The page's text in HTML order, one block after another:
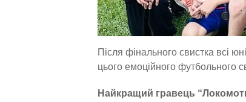
Після фінального свистка всі
цього емоційного футбольного
Найкращий гравець